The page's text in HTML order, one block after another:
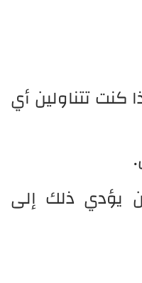
كنت تتناولين أي
يؤدي ذلك إلى